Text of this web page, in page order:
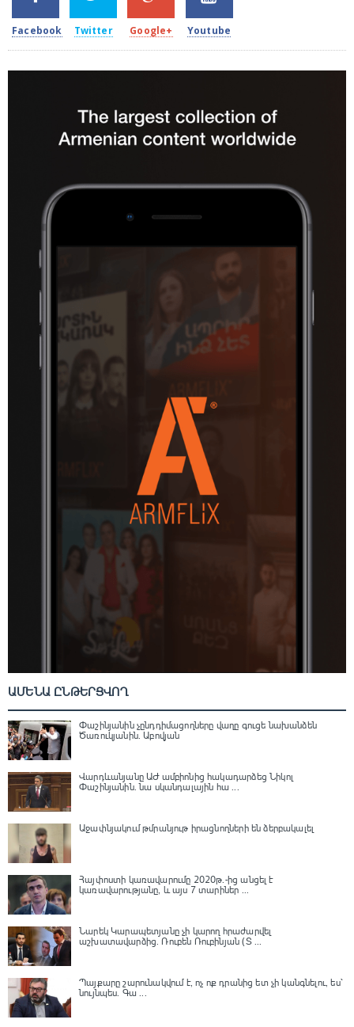
Facebook Twitter Google+ Youtube
ԱՄԵՆԱ ԸՆԹԵՐՑՎՈՂ
Փաշինյանին չընդդիմացողները վաղը գուցե նախանձեն
Ծառուկյանին. Աբովյան
Վարդևանյանը ԱԺ ամբիոնից հակադարձեց Նիկոլ
Փաշինյանին․ նա սկանդալային հա ...
Աջափնյակում թմրանյութ իրացնողների են ձերբակալել
Հայփոստի կառավարումը 2020թ.-ից անցել է
կառավարությանը, և այս 7 տարիներ ...
Նարեկ Կարապետյանը չի կարող հրաժարվել
աշխատավարձից. Ռուբեն Ռուբինյան (Տ ...
Պայքարը շարունակվում է, ոչ ոք դրանից ետ չի կանգնելու, ես՝
նույնպես․ Գա ...